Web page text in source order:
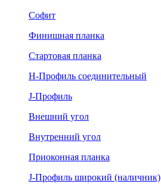
Софит
Финишная планка
Стартовая планка
Н-Профиль соединительный
J-Профиль
Внешний угол
Внутренний угол
Приоконная планка
J-Профиль широкий (наличник)